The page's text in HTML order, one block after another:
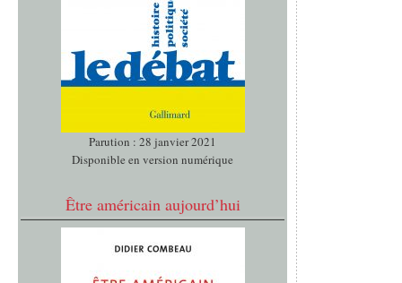
Parution : 28 janvier 2021
Disponible en version numérique
Être américain aujourd’hui